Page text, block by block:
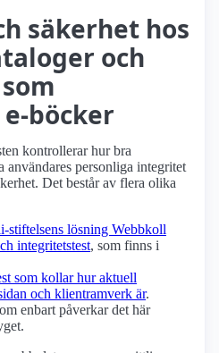
säkerhet hos
och
böcker
kontrollerar hur bra
användares personliga integritet
Det består av flera olika
stiftelsens lösning Webbkoll
integritetstest, som finns i
som kollar hur aktuell
och klient­ramverk är.
enbart påverkar det här